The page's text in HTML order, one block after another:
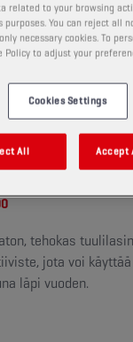
tehokas
jota voi
läpi vuoden.
related to your browsing
You can reject all
necessary cookies. To
Policy to adjust your
Cookies Settings
All Accept